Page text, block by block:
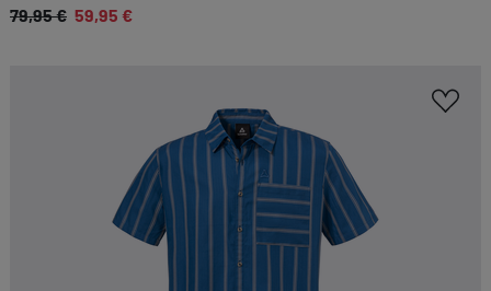
79,95 € 59,95 €